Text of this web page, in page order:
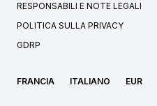
RESPONSABILI E NOTE LEGALI
POLITICA SULLA PRIVACY
GDRP
FRANCIA ITALIANO EUR